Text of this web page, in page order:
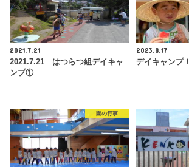
2021.7.21
2021.7.21 はつらつ組デイキャ
ンプ①
2023.8.17
デイキャンプ！
園の行事